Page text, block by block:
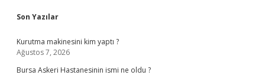
Sidebar
Son Yazılar
Kurutma makinesini kim yaptı ?
Ağustos 7, 2026
Bursa Askeri Hastanesinin ismi ne oldu ?